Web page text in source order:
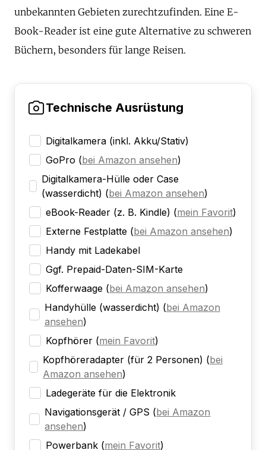
unbekannten Gebieten zurechtzufinden. Eine E-
Book-Reader ist eine gute Alternative zu schweren
Büchern, besonders für lange Reisen.
Technische Ausrüstung
Digitalkamera (inkl. Akku/Stativ)
GoPro (bei Amazon ansehen)
Digitalkamera-Hülle oder Case
(wasserdicht) (bei Amazon ansehen)
eBook-Reader (z. B. Kindle) (mein Favorit)
Externe Festplatte (bei Amazon ansehen)
Handy mit Ladekabel
Ggf. Prepaid-Daten-SIM-Karte
Kofferwaage (bei Amazon ansehen)
Handyhülle (wasserdicht) (bei Amazon
ansehen)
Kopfhörer (mein Favorit)
Kopfhöreradapter (für 2 Personen) (bei
Amazon ansehen)
Ladegeräte für die Elektronik
Navigationsgerät / GPS (bei Amazon
ansehen)
Powerbank (mein Favorit)